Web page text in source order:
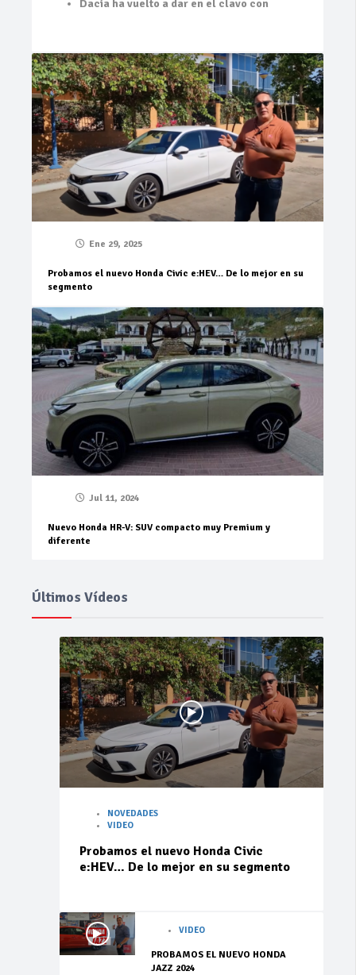
Dacia ha vuelto a dar en el clavo con
Ene 29, 2025
Probamos el nuevo Honda Civic e:HEV… De lo mejor en su
segmento
Jul 11, 2024
Nuevo Honda HR-V: SUV compacto muy Premium y
diferente
Últimos Vídeos
NOVEDADES
VIDEO
Probamos el nuevo Honda Civic
e:HEV… De lo mejor en su segmento
VIDEO
PROBAMOS EL NUEVO HONDA
JAZZ 2024